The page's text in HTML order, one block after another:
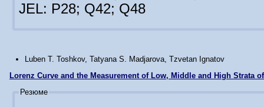
JEL: P28; Q42; Q48
Luben T. Toshkov, Tatyana S. Madjarova, Tzvetan Ignatov
Lorenz Curve and the Measurement of Low, Middle and High Strata
Резюме